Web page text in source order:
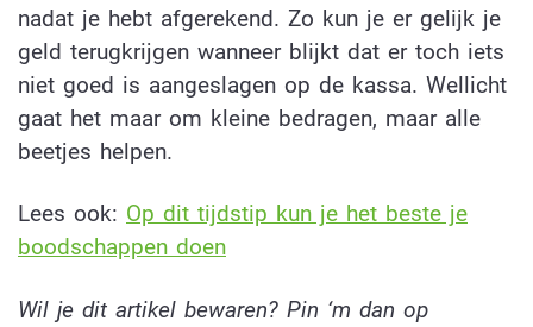
nadat je hebt afgerekend. Zo kun je er gelijk je
geld terugkrijgen wanneer blijkt dat er toch iets
niet goed is aangeslagen op de kassa. Wellicht
gaat het maar om kleine bedragen, maar alle
beetjes helpen.
Lees ook: Op dit tijdstip kun je het beste je
boodschappen doen
Wil je dit artikel bewaren? Pin ‘m dan op